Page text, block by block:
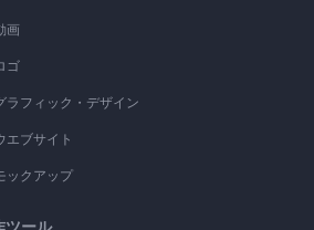
画
ゴ
ラフィック・デザイン
エブサイト
ックアップ